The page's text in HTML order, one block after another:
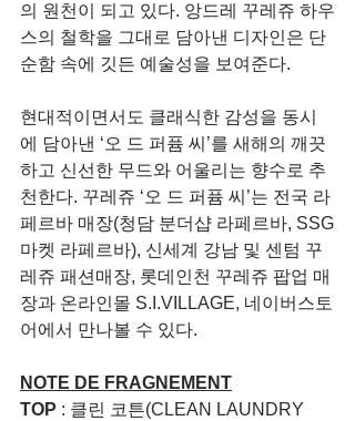
의 원천이 되고 있다. 앙드레 꾸레쥬 하우
스의 철학을 그대로 담아낸 디자인은 단
순함 속에 깃든 예술성을 보여준다.
현대적이면서도 클래식한 감성을 동시
에 담아낸 ‘오 드 퍼퓸 씨’를 새해의 깨끗
하고 신선한 무드와 어울리는 향수로 추
천한다. 꾸레쥬 ‘오 드 퍼퓸 씨’는 전국 라
페르바 매장(청담 분더샵 라페르바, SSG
마켓 라페르바), 신세계 강남 및 센텀 꾸
레쥬 패션매장, 롯데인천 꾸레쥬 팝업 매
장과 온라인몰 S.I.VILLAGE, 네이버스토
어에서 만나볼 수 있다.
NOTE DE FRAGNEMENT
TOP : 클린 코튼(CLEAN LAUNDRY